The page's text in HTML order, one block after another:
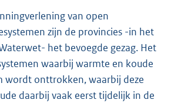
van open
zijn de provincies -in het
het bevoegde gezag. Het
waarbij warmte en koude
wordt onttrokken, waarbij deze
daarbij vaak eerst tijdelijk in de